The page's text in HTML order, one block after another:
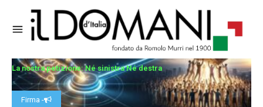
La nostra petizione: Né sinistra Né destra
Firma -